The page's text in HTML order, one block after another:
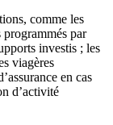
comme les
programmés par
investis ; les
viagères
en cas
d’activité